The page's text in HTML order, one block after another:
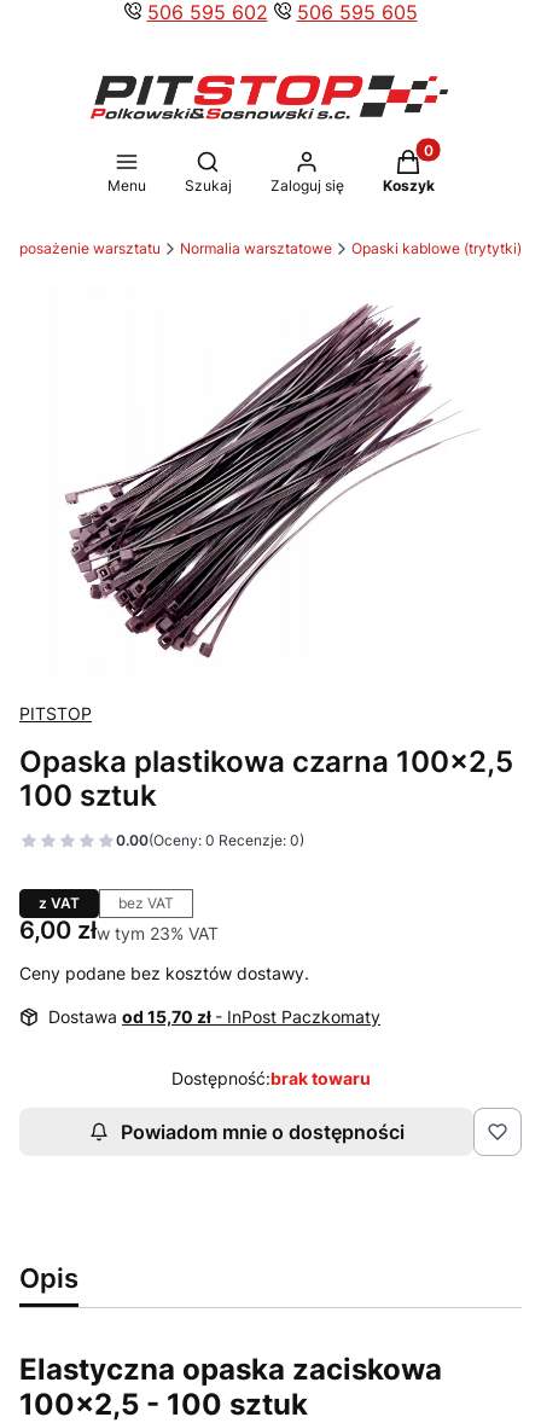
506 595 602 506 595 605
Menu
Otwórz wyszukiwarkę
Szukaj Zaloguj się
Produkty w
Koszyk
warsztatu Normalia warsztatowe Opaski kablowe (trytytki)
PITSTOP
Opaska plastikowa czarna 100x2,5
100 sztuk
0.00(Oceny: 0 Recenzje: 0)
z VAT bez VAT
Cena
6,00 złw tym 23% VAT
w tym 23% VAT
Ceny podane bez kosztów dostawy.
Dostawa od 15,70 zł - InPost Paczkomaty
Dostępność:brak towaru
Powiadom mnie o dostępności
Opis
Elastyczna opaska zaciskowa
100x2,5 - 100 sztuk